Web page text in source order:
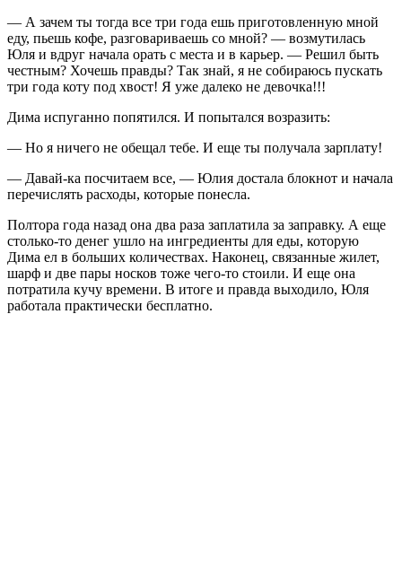
— А зачем ты тогда все три года ешь приготовленную мной
еду, пьешь кофе, разговариваешь со мной? — возмутилась
Юля и вдруг начала орать с места и в карьер. — Решил быть
честным? Хочешь правды? Так знай, я не собираюсь пускать
три года коту под хвост! Я уже далеко не девочка!!!
Дима испуганно попятился. И попытался возразить:
— Но я ничего не обещал тебе. И еще ты получала зарплату!
— Давай-ка посчитаем все, — Юлия достала блокнот и начала
перечислять расходы, которые понесла.
Полтора года назад она два раза заплатила за заправку. А еще
столько-то денег ушло на ингредиенты для еды, которую
Дима ел в больших количествах. Наконец, связанные жилет,
шарф и две пары носков тоже чего-то стоили. И еще она
потратила кучу времени. В итоге и правда выходило, Юля
работала практически бесплатно.